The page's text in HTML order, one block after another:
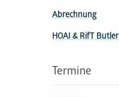
Abrechnung
HOAI & RifT Butler
Termine